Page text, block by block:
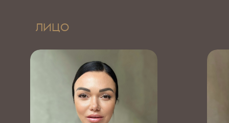
ЛИЦО